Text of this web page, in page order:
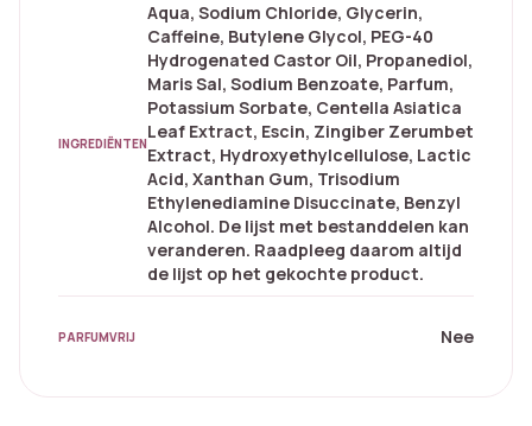
INGREDIËNTEN
Aqua, Sodium Chloride, Glycerin,
Caffeine, Butylene Glycol, PEG-40
Hydrogenated Castor Oil, Propanediol,
Maris Sal, Sodium Benzoate, Parfum,
Potassium Sorbate, Centella Asiatica
Leaf Extract, Escin, Zingiber Zerumbet
Extract, Hydroxyethylcellulose, Lactic
Acid, Xanthan Gum, Trisodium
Ethylenediamine Disuccinate, Benzyl
Alcohol. De lijst met bestanddelen kan
veranderen. Raadpleeg daarom altijd
de lijst op het gekochte product.
PARFUMVRIJ Nee